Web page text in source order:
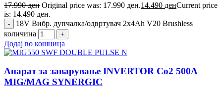
17.990ден Original price was: 17.990 ден.14.490 денCurrent price
is: 14.490 ден.
18V Вибр. дупчалка/одвртувач 2x4Ah V20 Brushless
количина
Додај во кошница
Апарат за заварување INVERTOR Co2 500A
MIG/MAG SYNERGIC